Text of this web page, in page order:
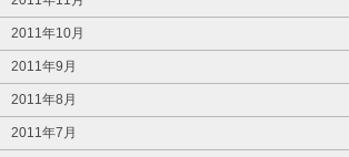
2011年10月
2011年9月
2011年8月
2011年7月